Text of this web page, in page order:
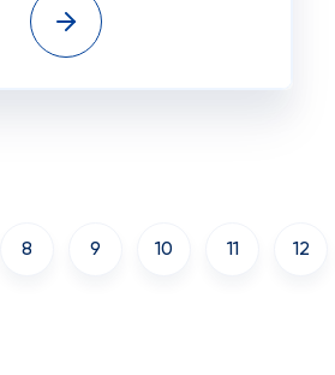
8 9 10 11 12